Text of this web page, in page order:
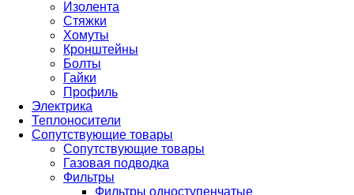
Изолента
Стяжки
Хомуты
Кронштейны
Болты
Гайки
Профиль
Электрика
Теплоносители
Сопутствующие товары
Сопутствующие товары
Газовая подводка
Фильтры
Фильтры одноступенчатые